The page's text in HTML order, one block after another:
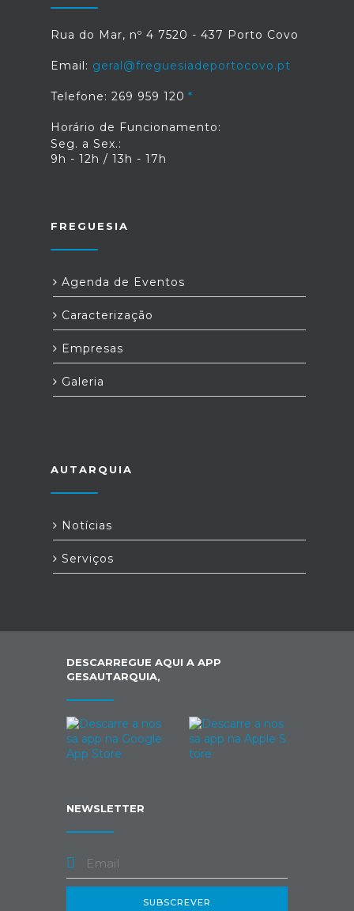
Rua do Mar, nº 4 7520 - 437 Porto Covo
Email: geral@freguesiadeportocovo.pt
Telefone: 269 959 120
Horário de Funcionamento:
Seg. a Sex.:
9h - 12h / 13h - 17h
FREGUESIA
Agenda de Eventos
Caracterização
Empresas
Galeria
AUTARQUIA
Notícias
Serviços
DESCARREGUE AQUI A APP
GESAUTARQUIA,
NEWSLETTER
SUBSCREVER